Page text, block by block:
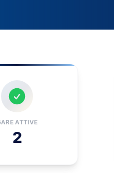
ATTIVE
2